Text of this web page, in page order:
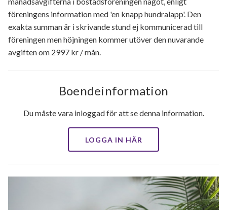
föreningens information med 'en knapp hundralapp'. Den
exakta summan är i skrivande stund ej kommunicerad till
föreningen men höjningen kommer utöver den nuvarande
avgiften om 2997 kr / mån.
Boendeinformation
Du måste vara inloggad för att se denna information.
LOGGA IN HÄR